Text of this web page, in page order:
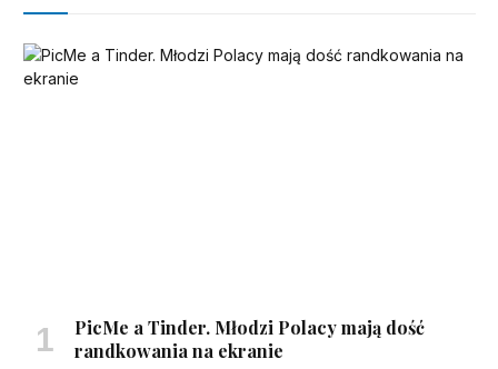
PicMe a Tinder. Młodzi Polacy mają dość
randkowania na ekranie